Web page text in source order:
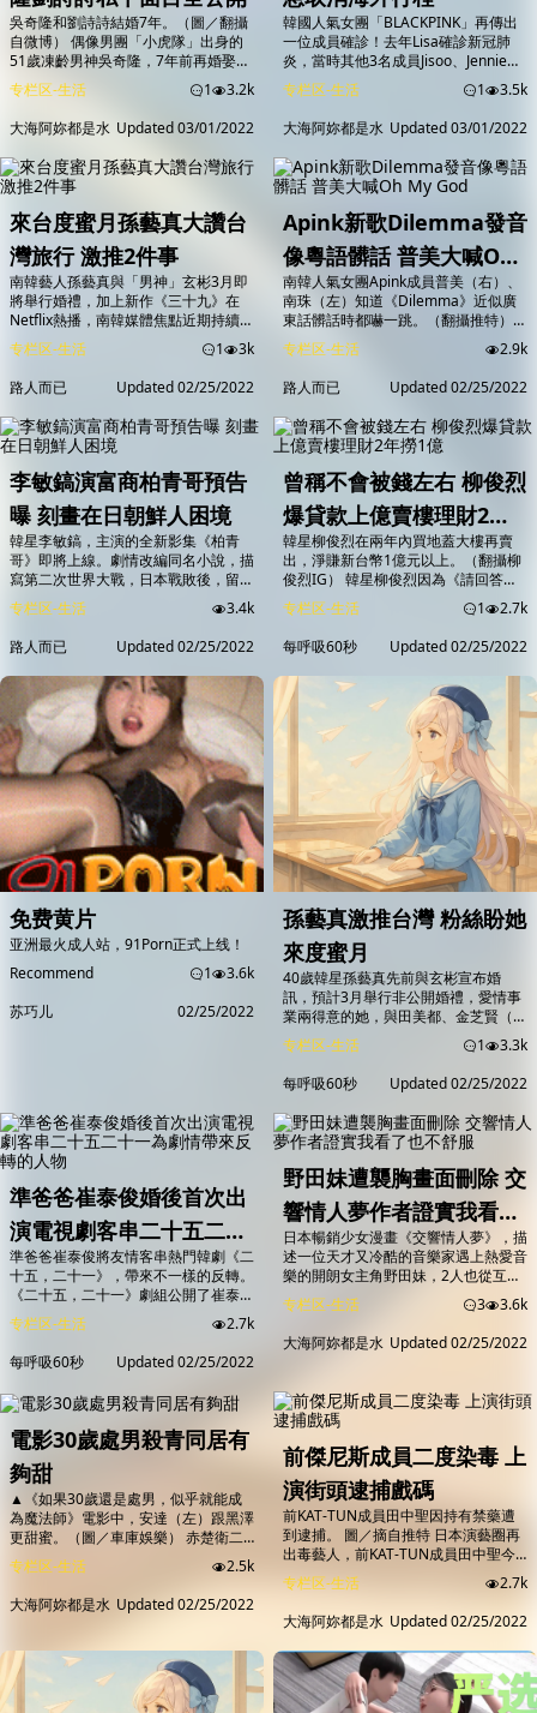
吳奇隆和劉詩詩結婚7年。（圖／翻攝
自微博） 偶像男團「小虎隊」出身的
51歲凍齡男神吳奇隆，7年前再婚娶走
因夯劇《步步驚心》結緣的大陸女星劉
詩詩，兩人育有1子「步步」。然而近
日有大陸狗仔以漫畫形式暗指兩人婚
變，還有網友爆料將官宣離婚，為此吳
奇隆、劉詩詩27日共同發聲駁斥，強
調「我們一直都很好」。近日又有網友
分享巧遇兩人的經歷，私下互動全曝光
掀起熱議。 大陸狗仔「吃瓜少女張小
寒」25日在微...
专栏区-生活 1
3.2k
大海阿妳都是水 Updated03/01/2022
韓國人氣女團「BLACKPINK」再傳出
一位成員確診！去年Lisa確診新冠肺
炎，當時其他3名成員Jisoo、Jennie、
Rose的PCR採檢，結果出爐都是陰
性。而今天經紀公司YG娛樂宣布，
Rose確診新冠肺炎。 根據韓國多家媒
體報導，Rose原本計畫於28日出國，
按規定進行PCR檢測後，結果呈陽性，
原定行程因此緊急取消，經紀公司也透
露，其他三名成員Jisoo、Jennie、Lisa
的...
专栏区-生活 1
3.5k
大海阿妳都是水 Updated03/01/2022
來台度蜜月孫藝真大讚台
灣旅行 激推2件事
南韓藝人孫藝真與「男神」玄彬3月即
將舉行婚禮，加上新作《三十九》在
Netflix熱播，南韓媒體焦點近期持續鎖
定在孫藝真身上。昨（23日）播出的
《三十九》第3集，孫藝真在劇中大推
到台灣旅行，還特別提到小籠包、打高
爾夫球，讓台灣影迷相當驚喜，還有人
建議「迫降CP」到台灣度蜜月，大啖
美食。 韓劇《三十九》描述3名年近40
閨密的友情，由準新娘孫藝真、田美
都、金智賢主演，也是孫藝真首度和因
《機智醫生...
专栏区-生活 1
3k
路人而已
Updated02/25/2022
Apink新歌Dilemma發音
像粵語髒話 普美大喊Oh
My God
南韓人氣女團Apink成員普美（右）、
南珠（左）知道《Dilemma》近似廣
東話髒話時都嚇一跳。（翻攝推特）
南韓人氣女團Apink近日推出十週年紀
念專輯《Horn》，帶著主打歌
《Dilemma》強勢回歸，但因歌詞發
音跟廣東話髒話相近在香港引起討論
潮，成員普美得知後則在線上簽名會上
大喊「Oh My God」。 韓團Apink帶著
新歌《Dilemma》回歸人氣爆棚，
《Dilemma》英文...
专栏区-生活
2.9k
路人而已
Updated02/25/2022
李敏鎬演富商柏青哥預告
曝 刻畫在日朝鮮人困境
韓星李敏鎬，主演的全新影集《柏青
哥》即將上線。劇情改編同名小說，描
寫第二次世界大戰，日本戰敗後，留在
日本的朝鮮人成為二等公民，只能靠
「柏青哥」來翻身，更帶給觀眾「異鄉
人」被壓迫的種種無奈，而這段日韓歷
史糾葛也被再度關注。 圖／翻攝自
YouTube Apple TV 《柏青哥》預告：
「你曾經這樣想過嗎？你的人生會變得
怎樣？如果你做出不同選擇？」 韓星
李敏鎬，一襲白色西裝亮相，有別過往
溫柔王...
专栏区-生活
3.4k
路人而已
Updated02/25/2022
曾稱不會被錢左右 柳俊烈
爆貸款上億賣樓理財2年
撈1億
韓星柳俊烈在兩年內買地蓋大樓再賣
出，淨賺新台幣1億元以上。（翻攝柳
俊烈IG） 韓星柳俊烈因為《請回答
1988》一炮而紅，去年與影后全道嬿
合作《人間失格》引起不少討論；今
（24日）韓媒爆出他在兩年內，靠買
賣土地賺取本金2倍以上差價，金額高
達40億韓元（約新台幣1.04億元）以
上，有網友稱讚他懂得理財，也有網友
挖出柳俊烈以前受訪時曾表示，「我的
生活不會被錢左右，而是我左右錢的生
活。」對理財不...
专栏区-生活 1
2.7k
每呼吸60秒
Updated02/25/2022
免费黄片
亚洲最火成人站，91Porn正式上线！
Recommend
1
3.6k
苏巧儿
02/25/2022
孫藝真激推台灣 粉絲盼她
來度蜜月
40歲韓星孫藝真先前與玄彬宣布婚
訊，預計3月舉行非公開婚禮，愛情事
業兩得意的她，與田美都、金芝賢（前
譯金智賢）主演的新劇《三十九》上周
開播，不僅順利打入Netflix熱播榜前
10名，23日晚間播出第3集，收視率從
首集的4.4％一口氣飆升至7.4％，再創
新高。 該集一開頭有亮點，孫藝真、
田美都、金芝賢3位閨蜜坐沙發上討論
要到海外旅遊，金芝賢率先提議到台
灣，更直呼「聽說台灣超棒的」，孫藝
真聽到...
专栏区-生活 1
3.3k
每呼吸60秒
Updated02/25/2022
準爸爸崔泰俊婚後首次出
演電視劇客串二十五二十
一為劇情帶來反轉的人物
準爸爸崔泰俊將友情客串熱門韓劇《二
十五，二十一》，帶來不一樣的反轉。
《二十五，二十一》劇組公開了崔泰俊
的客串劇照，他坐在飛機內，扭頭看向
後排的某人，到底看的是誰呢，不禁讓
我們好奇了。 其他的幾張劇照裡，崔
泰俊和女主角金泰希一同出鏡，穿著針
織衫搭配白色襯衣，身邊的金泰璃也是
同樣的裝扮，她轉頭看向他，露出了微
笑，不一樣的氛圍再次刺激著觀眾們的
心。 崔泰俊到底會以怎樣的角色亮相
呢，雖然我們還無...
专栏区-生活
2.7k
每呼吸60秒
Updated02/25/2022
野田妹遭襲胸畫面刪除 交
響情人夢作者證實我看了
也不舒服
日本暢銷少女漫畫《交響情人夢》，描
述一位天才又冷酷的音樂家遇上熱愛音
樂的開朗女主角野田妹，2人也從互相
看不順眼到擦出愛火，翻拍成日劇後再
度翻紅，更把主角群上野樹里、玉木
宏、瑛太推向事業高峰。事隔21年，
去年9月推出新裝版，不過卻有眼尖粉
被改掉了，作者二之宮知子也證實，坦
言「連我自己看了都不舒服！」 2021
年9月《交響情人夢》推出新裝版，在
其中一幕，千...
专栏区-生活 3
3.6k
大海阿妳都是水 Updated02/25/2022
電影30歲處男殺青同居有
夠甜
▲《如果30歲還是處男，似乎就能成
為魔法師》電影中，安達（左）跟黑澤
更甜蜜。（圖／車庫娛樂） 赤楚衛二
攜手町田啓太主演的熱門日劇《如果
30歲還是處男，似乎就能成為魔法
師》（簡稱：櫻桃魔法）電影版拍攝2
週正式殺青，町田啓太在拍最後一幕前
趣的是，有一場戲碼是安達很睏並揉眼
睛的樣子，卻被風間導演指出：「應該
是要表現出很睏，你怎麼一副想哭的樣
专栏区-生活
2.5k
大海阿妳都是水 Updated02/25/2022
前傑尼斯成員二度染毒 上
演街頭逮捕戲碼
前KAT-TUN成員田中聖因持有禁藥遭
到逮捕。 圖／摘自推特 日本演藝圈再
出毒藝人，前KAT-TUN成員田中聖今
天傳出被愛知縣警方以違反「毒品取締
法」逮捕，報導指出他被懷疑在1月30
日於名古屋市內的飯店內藏有禁藥，今
天（24日）直接在名古屋街頭將他逮
捕。 田中聖自從2013年退出KAT-TUN
後，就另組樂團繼續活動，2017年5月
因持有大麻在涉谷街頭以現行犯身份被
逮補，雖然當然以不起訴...
专栏区-生活
2.7k
大海阿妳都是水 Updated02/25/2022